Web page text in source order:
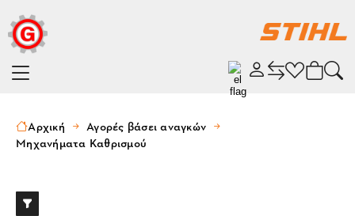
Αρχική
Αγορές βάσει αναγκών
Μηχανήματα Καθρισμού